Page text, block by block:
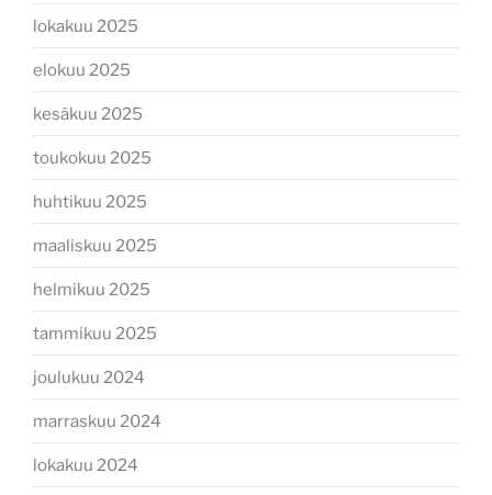
lokakuu 2025
elokuu 2025
kesäkuu 2025
toukokuu 2025
huhtikuu 2025
maaliskuu 2025
helmikuu 2025
tammikuu 2025
joulukuu 2024
marraskuu 2024
lokakuu 2024